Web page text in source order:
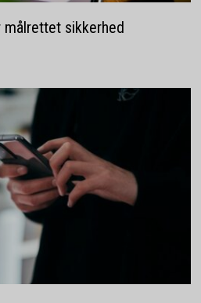
målrettet sikkerhed